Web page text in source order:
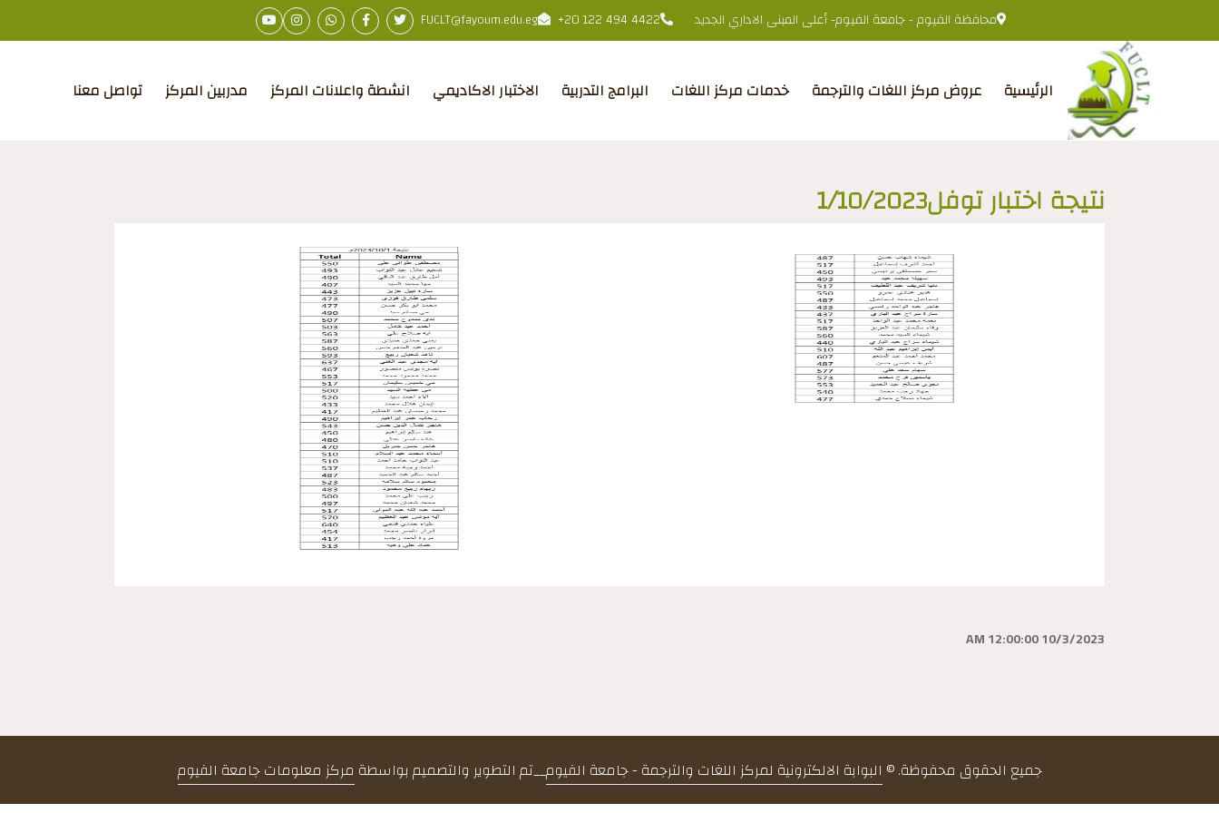
محافظة الفيوم - جامعة الفيوم- أعلى المبنى الاداري الجديد +20 122 494 4422
FUCLT@fayoum.edu.eg
الرئيسية عروض مركز اللغات والترجمة خدمات مركز اللغات البرامج التدربية الاختبار الاكاديمي انشطة واعلانات المركز مدربين المركز تواصل معنا
نتيجة اختبار توفل1/10/2023
10/3/2023 12:00:00 AM
جميع الحقوق محفوظة. © البوابة الالكترونية لمركز اللغات والترجمة - جامعة الفيوم__تم التطوير والتصميم بواسطة مركز معلومات جامعة الفيوم